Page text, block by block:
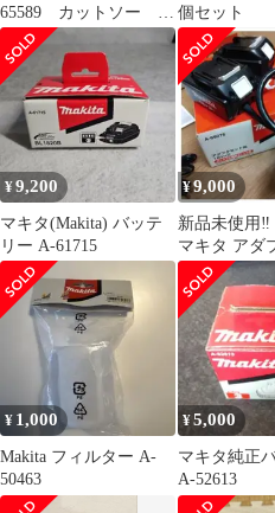
65589 カットソー
TMA061HM
個セット
¥9,200
マキタ(Makita) バッテ
リー A-61715
¥9,000
新品未使用
マキタ アダ
品 A-69076
¥ 1,000
Makita フィルター A-
50463
¥5,000
マキタ純正
A-52613